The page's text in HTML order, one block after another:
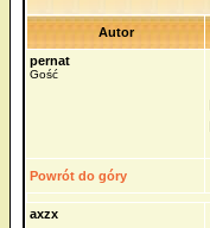
Autor
pernat
Gość
Powrót do góry
axzx